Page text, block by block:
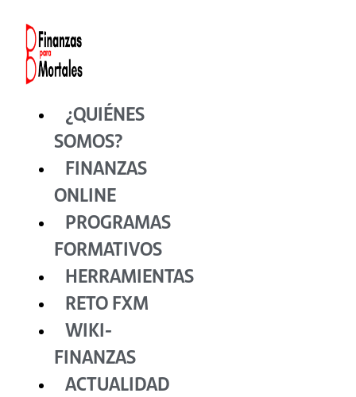
contenido
¿QUIÉNES
SOMOS?
FINANZAS
ONLINE
PROGRAMAS
FORMATIVOS
HERRAMIENTAS
RETO FXM
WIKI-
FINANZAS
ACTUALIDAD